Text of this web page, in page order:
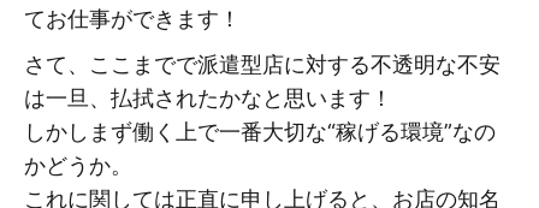
てお仕事ができます！
さて、ここまでで派遣型店に対する不透明な不安
は一旦、払拭されたかなと思います！
しかしまず働く上で一番大切な“稼げる環境”なの
かどうか。
これに関しては正直に申し上げると、お店の知名